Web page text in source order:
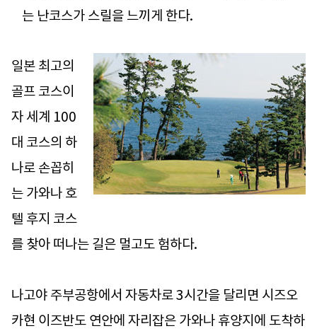
는 난코스가 스릴을 느끼게 한다.
일본 최고의
골프 코스이
자 세계 100
대 코스의 하
나로 손꼽히
는 가와나 호
텔 후지 코스
를 찾아 떠나는 길은 멀고도 험하다.
나고야 주부공항에서 자동차로 3시간을 달리면 시즈오
카현 이즈반도 연안에 자리잡은 가와나 휴양지에 도착하